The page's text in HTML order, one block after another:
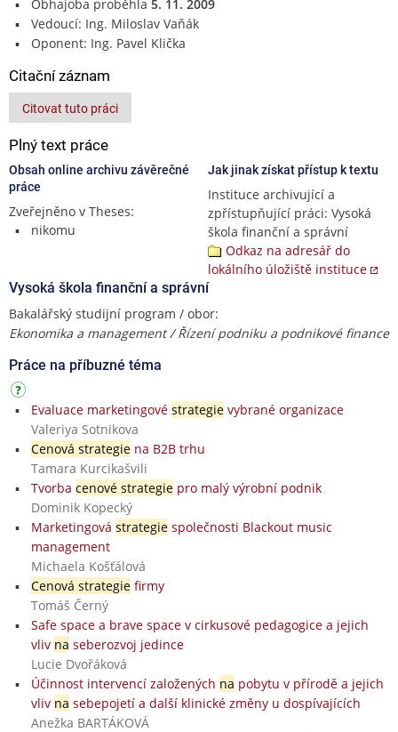
Obhajoba proběhla 5. 11. 2009
Vedoucí: Ing. Miloslav Vaňák
Oponent: Ing. Pavel Klička
Citační záznam
Citovat tuto práci
Plný text práce
Obsah online archivu závěrečné
práce
Zveřejněno v Theses:
nikomu
Jak jinak získat přístup k textu
Instituce archivující a
zpřístupňující práci: Vysoká
škola finanční a správní
Odkaz na adresář do
lokálního úložiště instituce
Vysoká škola finanční a správní
Bakalářský studijní program / obor:
Ekonomika a management / Řízení podniku a podnikové finance
Práce na příbuzné téma
Evaluace marketingové strategievybrané organizace
Valeriya Sotnikova
Cenová strategiena B2B trhu
Tamara Kurcikašvili
Tvorba cenové strategiepro malý výrobní podnik
Dominik Kopecký
Marketingová strategiespolečnosti Blackout music
management
Michaela Košťálová
Cenová strategiefirmy
Tomáš Černý
Safe space a brave space v cirkusové pedagogice a jejich
vliv na seberozvoj jedince
Lucie Dvořáková
Účinnost intervencí založených na pobytu v přírodě a jejich
vliv na sebepojetí a další klinické změny u dospívajících
Anežka BARTÁKOVÁ